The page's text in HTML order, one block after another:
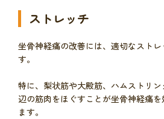
ストレッチ
坐骨神経痛の改善には、適切なスト
す。
特に、梨状筋や大殿筋、ハムストリ
辺の筋肉をほぐすことが坐骨神経痛
ます。